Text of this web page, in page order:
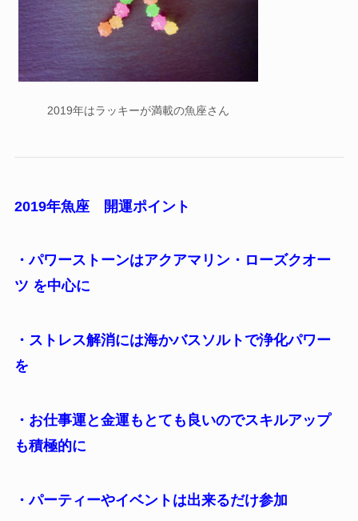
2019年はラッキーが満載の魚座さん
2019年魚座 開運ポイント
・パワーストーンはアクアマリン・ローズクオー
ツ を中心に
・ストレス解消には海かバスソルトで浄化パワー
を
・お仕事運と金運もとても良いのでスキルアップ
も積極的に
・パーティーやイベントは出来るだけ参加